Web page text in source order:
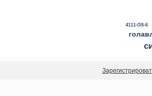
4111-OS-6